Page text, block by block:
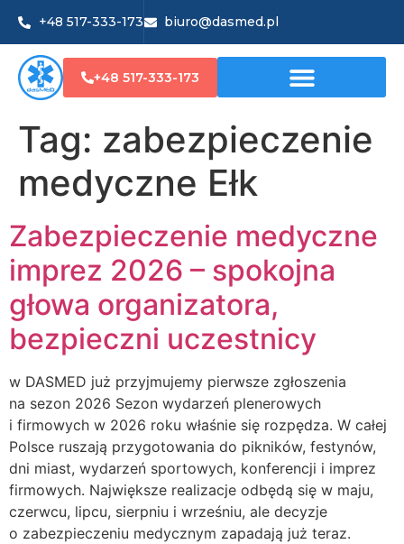
+48 517-333-173 biuro@dasmed.pl
+48 517-333-173
Tag: zabezpieczenie
medyczne Ełk
Zabezpieczenie medyczne
imprez 2026 – spokojna
głowa organizatora,
bezpieczni uczestnicy
w DASMED już przyjmujemy pierwsze zgłoszenia
na sezon 2026 Sezon wydarzeń plenerowych
i firmowych w 2026 roku właśnie się rozpędza. W całej
Polsce ruszają przygotowania do pikników, festynów,
dni miast, wydarzeń sportowych, konferencji i imprez
firmowych. Największe realizacje odbędą się w maju,
czerwcu, lipcu, sierpniu i wrześniu, ale decyzje
o zabezpieczeniu medycznym zapadają już teraz.